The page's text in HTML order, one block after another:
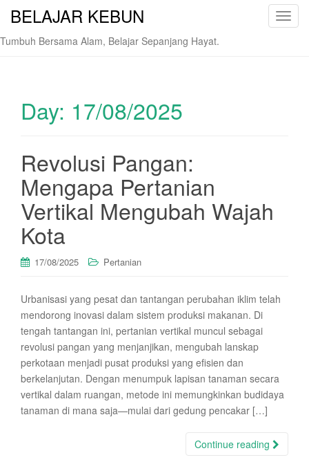
T
BELAJAR KEBUN
Tumbuh Bersama Alam, Belajar Sepanjang Hayat.
Day: 17/08/2025
Revolusi Pangan:
Mengapa Pertanian
Vertikal Mengubah Wajah
Kota
17/08/2025 Pertanian
Urbanisasi yang pesat dan tantangan perubahan iklim telah
mendorong inovasi dalam sistem produksi makanan. Di
tengah tantangan ini, pertanian vertikal muncul sebagai
revolusi pangan yang menjanjikan, mengubah lanskap
perkotaan menjadi pusat produksi yang efisien dan
berkelanjutan. Dengan menumpuk lapisan tanaman secara
vertikal dalam ruangan, metode ini memungkinkan budidaya
tanaman di mana saja—mulai dari gedung pencakar […]
Continue reading